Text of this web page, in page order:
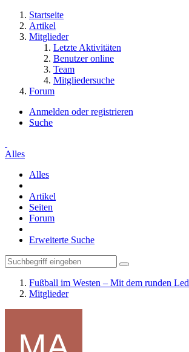
Startseite
Artikel
Mitglieder
Letzte Aktivitäten
Benutzer online
Team
Mitgliedersuche
Forum
Anmelden oder registrieren
Suche
Alles
Alles
Artikel
Seiten
Forum
Erweiterte Suche
Fußball im Westen – Mit dem runden
Mitglieder